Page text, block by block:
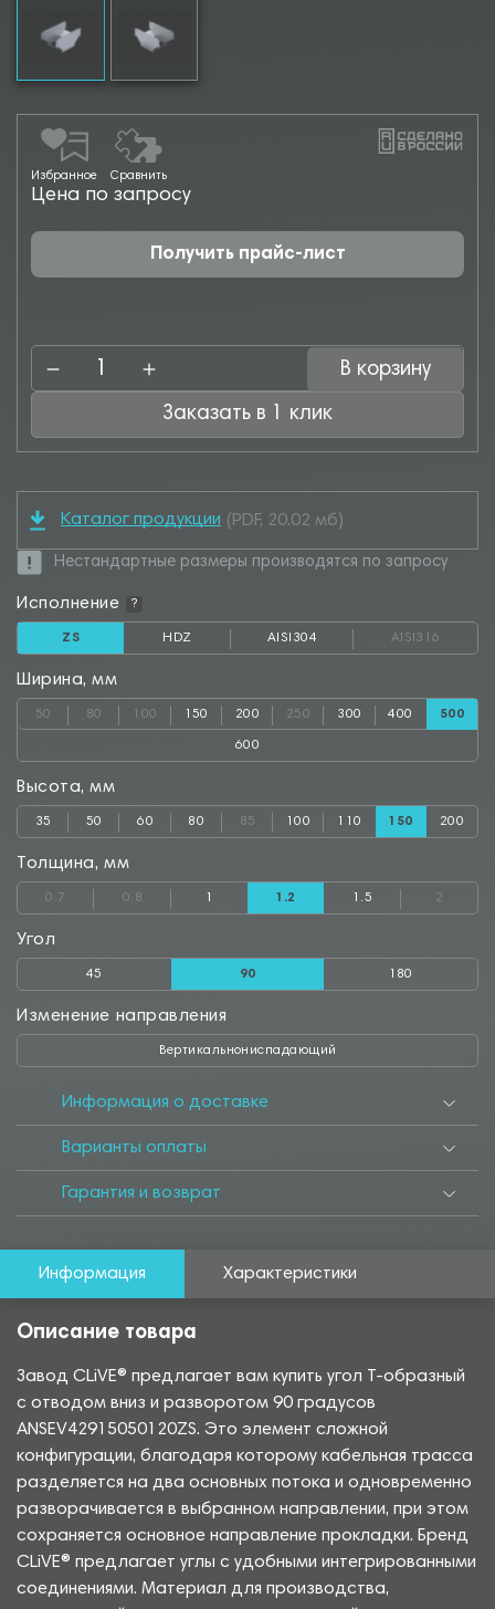
Избранное Сравнить
Цена по запросу
Получить прайс-лист
В корзину
Заказать в 1 клик
Каталог продукции (PDF, 20.02 мб)
Нестандартные размеры производятся по запросу
Исполнение ?
ZS HDZ AISI304 AISI316
Ширина, мм
50 80 100 150 200 250 300 400 500
600
Высота, мм
35 50 60 80 85 100 110 150 200
Толщина, мм
0.7 0.8 1.2 1.5 2
Угол
45 90 180
Изменение направления
Вертикальнониспадающий
Информация о доставке
Варианты оплаты
Гарантия и возврат
Информация Характеристики
Описание товара
Завод CLiVE® предлагает вам купить угол Т-образный
с отводом вниз и разворотом 90 градусов
ANSEV42915050120ZS. Это элемент сложной
конфигурации, благодаря которому кабельная трасса
разделяется на два основных потока и одновременно
разворачивается в выбранном направлении, при этом
сохраняется основное направление прокладки. Бренд
CLiVE® предлагает углы с удобными интегрированными
соединениями. Материал для производства,